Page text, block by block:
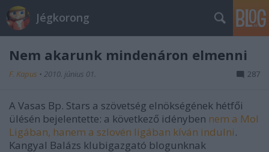
Jégkorong
Nem akarunk mindenáron elmenni
F. Kapus • 2010. június 01. 287
A Vasas Bp. Stars a szövetség elnökségének hétfői
ülésén bejelentette: a következő idényben nem a Mol
Ligában, hanem a szlovén ligában kíván indulni.
Kangyal Balázs klubigazgató blogunknak